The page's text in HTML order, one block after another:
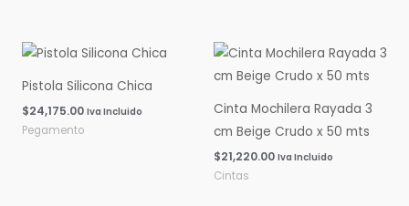
Pistola Silicona Chica
$24,175.00 Iva Incluido
Pegamento
Cinta Mochilera Rayada 3
cm Beige Crudo x 50 mts
$21,220.00 Iva Incluido
Cintas